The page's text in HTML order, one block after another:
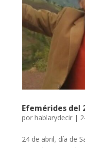
Efemérides del
por hablarydecir|
24 de abril, día de